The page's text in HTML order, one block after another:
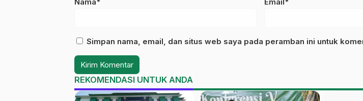
Simpan nama, email, dan situs web saya pada peramban ini untuk
REKOMENDASI UNTUK ANDA